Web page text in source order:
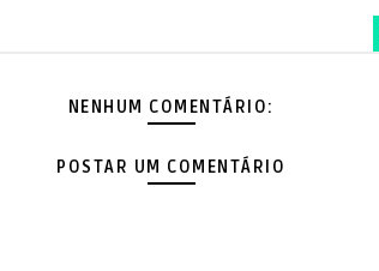
NENHUM COMENTÁRIO:
POSTAR UM COMENTÁRIO